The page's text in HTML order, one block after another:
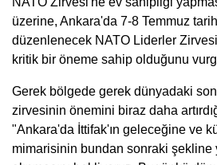
üzerine, Ankara'da 7-8 Temmuz
düzenlenecek NATO Liderler
kritik bir öneme sahip olduğunu
Gerek bölgede gerek dünyadaki
zirvesinin önemini biraz daha
"Ankara'da İttifak'ın geleceğine ve
mimarisinin bundan sonraki